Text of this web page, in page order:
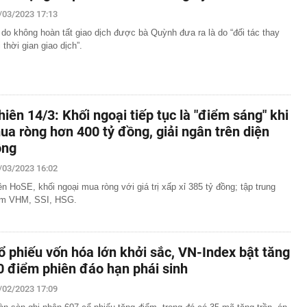
2023 17:13
không hoàn tất giao dịch được bà Quỳnh đưa ra là do “đối tác thay
thời gian giao dịch”.
14/3: Khối ngoại tiếp tục là "điểm sáng" khi
ròng hơn 400 tỷ đồng, giải ngân trên diện
2023 16:02
HoSE, khối ngoại mua ròng với giá trị xấp xỉ 385 tỷ đồng; tập trung
VHM, SSI, HSG.
phiếu vốn hóa lớn khởi sắc, VN-Index bật tăng
điểm phiên đáo hạn phái sinh
2023 17:09